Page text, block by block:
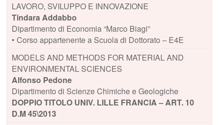
LAVORO, SVILUPPO E INNOVAZIONE
Tindara Addabbo
Dipartimento di Economia “Marco Biagi”
• Corso appartenente a Scuola di Dottorato – E4E
MODELS AND METHODS FOR MATERIAL AND
ENVIRONMENTAL SCIENCES
Alfonso Pedone
Dipartimento di Scienze Chimiche e Geologiche
DOPPIO TITOLO UNIV. LILLE FRANCIA – ART. 10
D.M 45\2013